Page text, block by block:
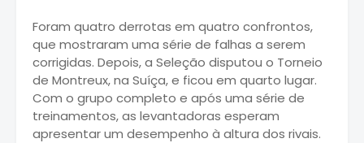
Foram quatro derrotas em quatro confrontos,
que mostraram uma série de falhas a serem
corrigidas. Depois, a Seleção disputou o Torneio
de Montreux, na Suíça, e ficou em quarto lugar.
Com o grupo completo e após uma série de
treinamentos, as levantadoras esperam
apresentar um desempenho à altura dos rivais.